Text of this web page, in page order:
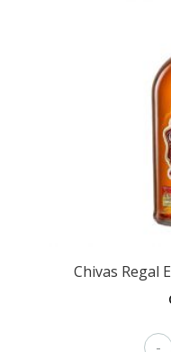
Chivas